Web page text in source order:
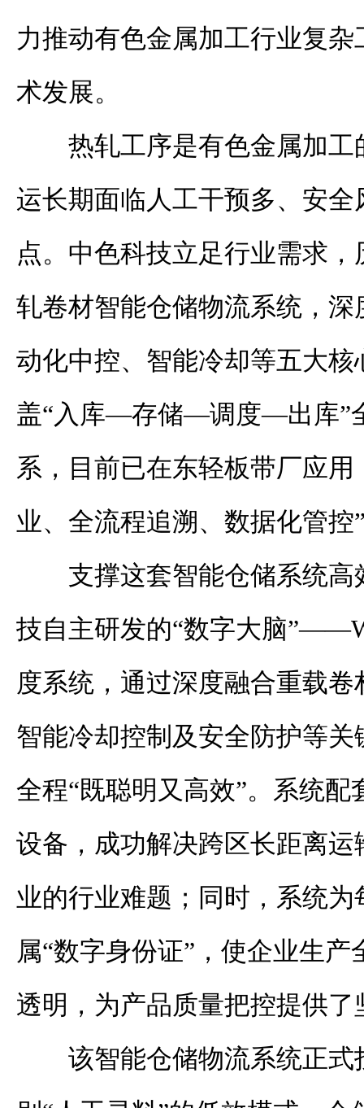
力推动有色金属加工行业复
术发展。
热轧工序是有色金属加
运长期面临人工干预多、安
点。中色科技立足行业需求
轧卷材智能仓储物流系统，
动化中控、智能冷却等五大
盖“入库—存储—调度—出库”
系，目前已在东轻板带厂应用
业、全流程追溯、数据化管控
支撑这套智能仓储系统
技自主研发的“数字大脑
度系统，通过深度融合重载
智能冷却控制及安全防护等
全程“既聪明又高效”。系统配
设备，成功解决跨区长距离
业的行业难题；同时，系统
属“数字身份证”，使企业生
透明，为产品质量把控提供
该智能仓储物流系统正